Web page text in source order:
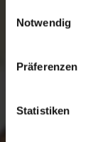
Notwendig
Präferenzen
Statistiken